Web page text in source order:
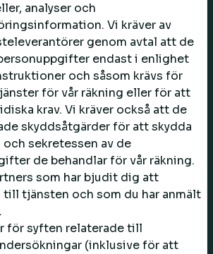
analyser och
Vi kräver av
genom avtal att de
endast i enlighet
och såsom krävs för
för vår räkning eller för att
krav. Vi kräver också att de
skyddsåtgärder för att skydda
sekretessen av de
de behandlar för vår räkning.
som har bjudit dig att
till tjänsten och som du har anmält
för syften relaterade till
(inklusive för att